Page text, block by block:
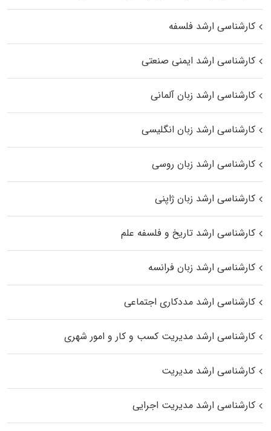
کارشناسی ارشد فلسفه
کارشناسی ارشد ایمنی صنعتی
کارشناسی ارشد زبان آلمانی
کارشناسی ارشد زبان انگلیسی
کارشناسی ارشد زبان روسی
کارشناسی ارشد زبان ژاپنی
کارشناسی ارشد تاریخ و فلسفه علم
کارشناسی ارشد زبان فرانسه
کارشناسی ارشد مددکاری اجتماعی
کارشناسی ارشد مدیریت کسب و کار و امور شهری
کارشناسی ارشد مدیریت
کارشناسی ارشد مدیریت اجرایی